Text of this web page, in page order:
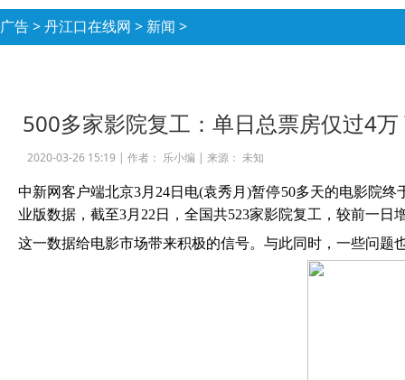
广告>丹江口在线网 > 新闻 >
500多家影院复工：单日总票房仅过4
2020-03-26 15:19 | 作者： 乐小编 | 来源： 未知
中新网客户端北京3月24日电(袁秀月)暂停50多天的电影院
业版数据，截至3月22日，全国共523家影院复工，较前一日
这一数据给电影市场带来积极的信号。与此同时，一些问